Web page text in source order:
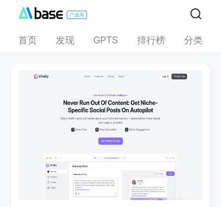
首页 发现 GPTS 排行榜 分类